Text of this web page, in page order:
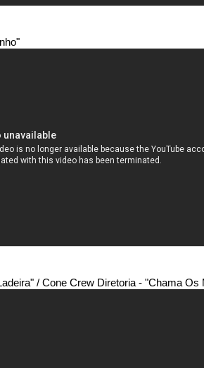
/ Cone Crew Diretoria - "Chama Os